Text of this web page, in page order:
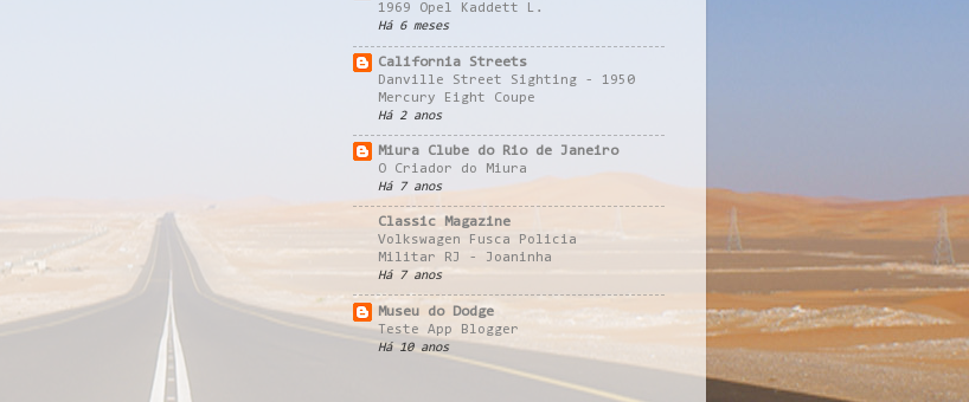
1969 Opel Kaddett L.
Há 6 meses
California Streets
Danville Street Sighting - 1950
Mercury Eight Coupe
Há 2 anos
Miura Clube do Rio de Janeiro
O Criador do Miura
Há 7 anos
Classic Magazine
Volkswagen Fusca Policia
Militar RJ - Joaninha
Há 7 anos
Museu do Dodge
Teste App Blogger
Há 10 anos